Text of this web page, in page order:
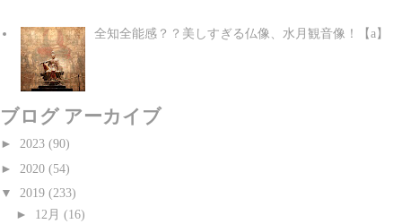
全知全能感？？美しすぎる仏像、水月観音像！【a】
ブログ アーカイブ
► 2023 (90)
► 2020 (54)
▼ 2019 (233)
► 12月 (16)